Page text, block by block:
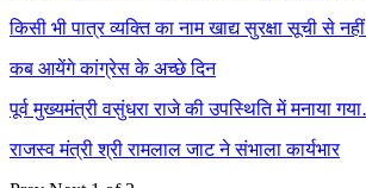
किसी भी पात्र व्यक्ति का नाम खाद्य सुरक्षा सूची से
कब आयेंगे कांग्रेस के अच्छे दिन
पूर्व मुख्यमंत्री वसुंधरा राजे की उपस्थिति में मनाया
राजस्व मंत्री श्री रामलाल जाट ने संभाला कार्यभार